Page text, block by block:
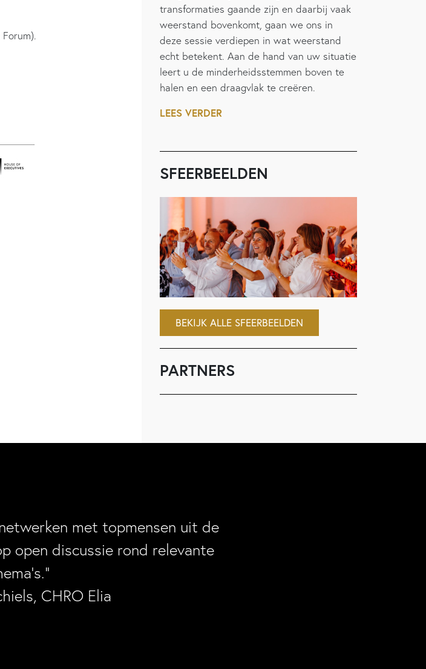
transformaties gaande zijn en daarbij vaak
weerstand bovenkomt, gaan we ons in
deze sessie verdiepen in wat weerstand
echt betekent. Aan de hand van uw situatie
leert u de minderheidsstemmen boven te
halen en een draagvlak te creëren.
LEES VERDER
SFEERBEELDEN
BEKIJK ALLE SFEERBEELDEN
PARTNERS
met topmensen uit de
open discussie rond relevante
CHRO Elia